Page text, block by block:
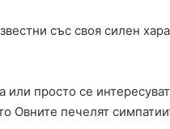
със своя силен
или просто се
Овните печелят